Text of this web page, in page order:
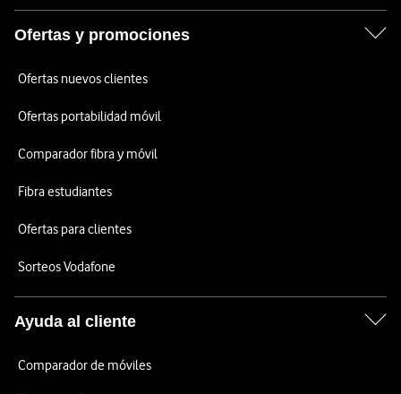
Ofertas y promociones
Ofertas nuevos clientes
Ofertas portabilidad móvil
Comparador fibra y móvil
Fibra estudiantes
Ofertas para clientes
Sorteos Vodafone
Ayuda al cliente
Comparador de móviles